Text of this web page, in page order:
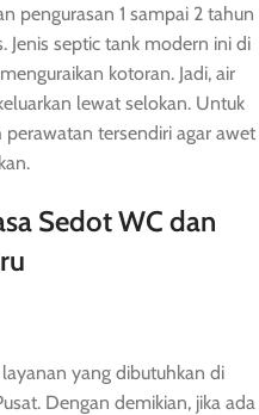
pengurasan 1 sampai 2 tahun
Jenis septic tank modern ini di
kotoran. Jadi, air
lewat selokan. Untuk
tersendiri agar awet
Sedot WC dan
yang dibutuhkan di
Dengan demikian, jika ada